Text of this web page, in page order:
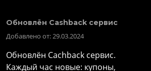
Обновлён Cashback сервис
Добавлено от: 29.03.2024
Обновлён Cachback сервис.
Каждый час новые: купоны,